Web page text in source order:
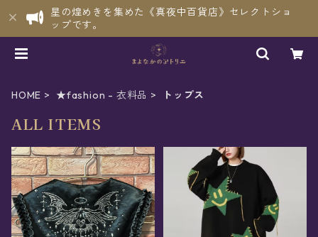
星の煌めきを集めた《真夜中百貨店》セレクトショ
ップです。
HOME ★fashion - 衣料品 トップス
ALL ITEMS